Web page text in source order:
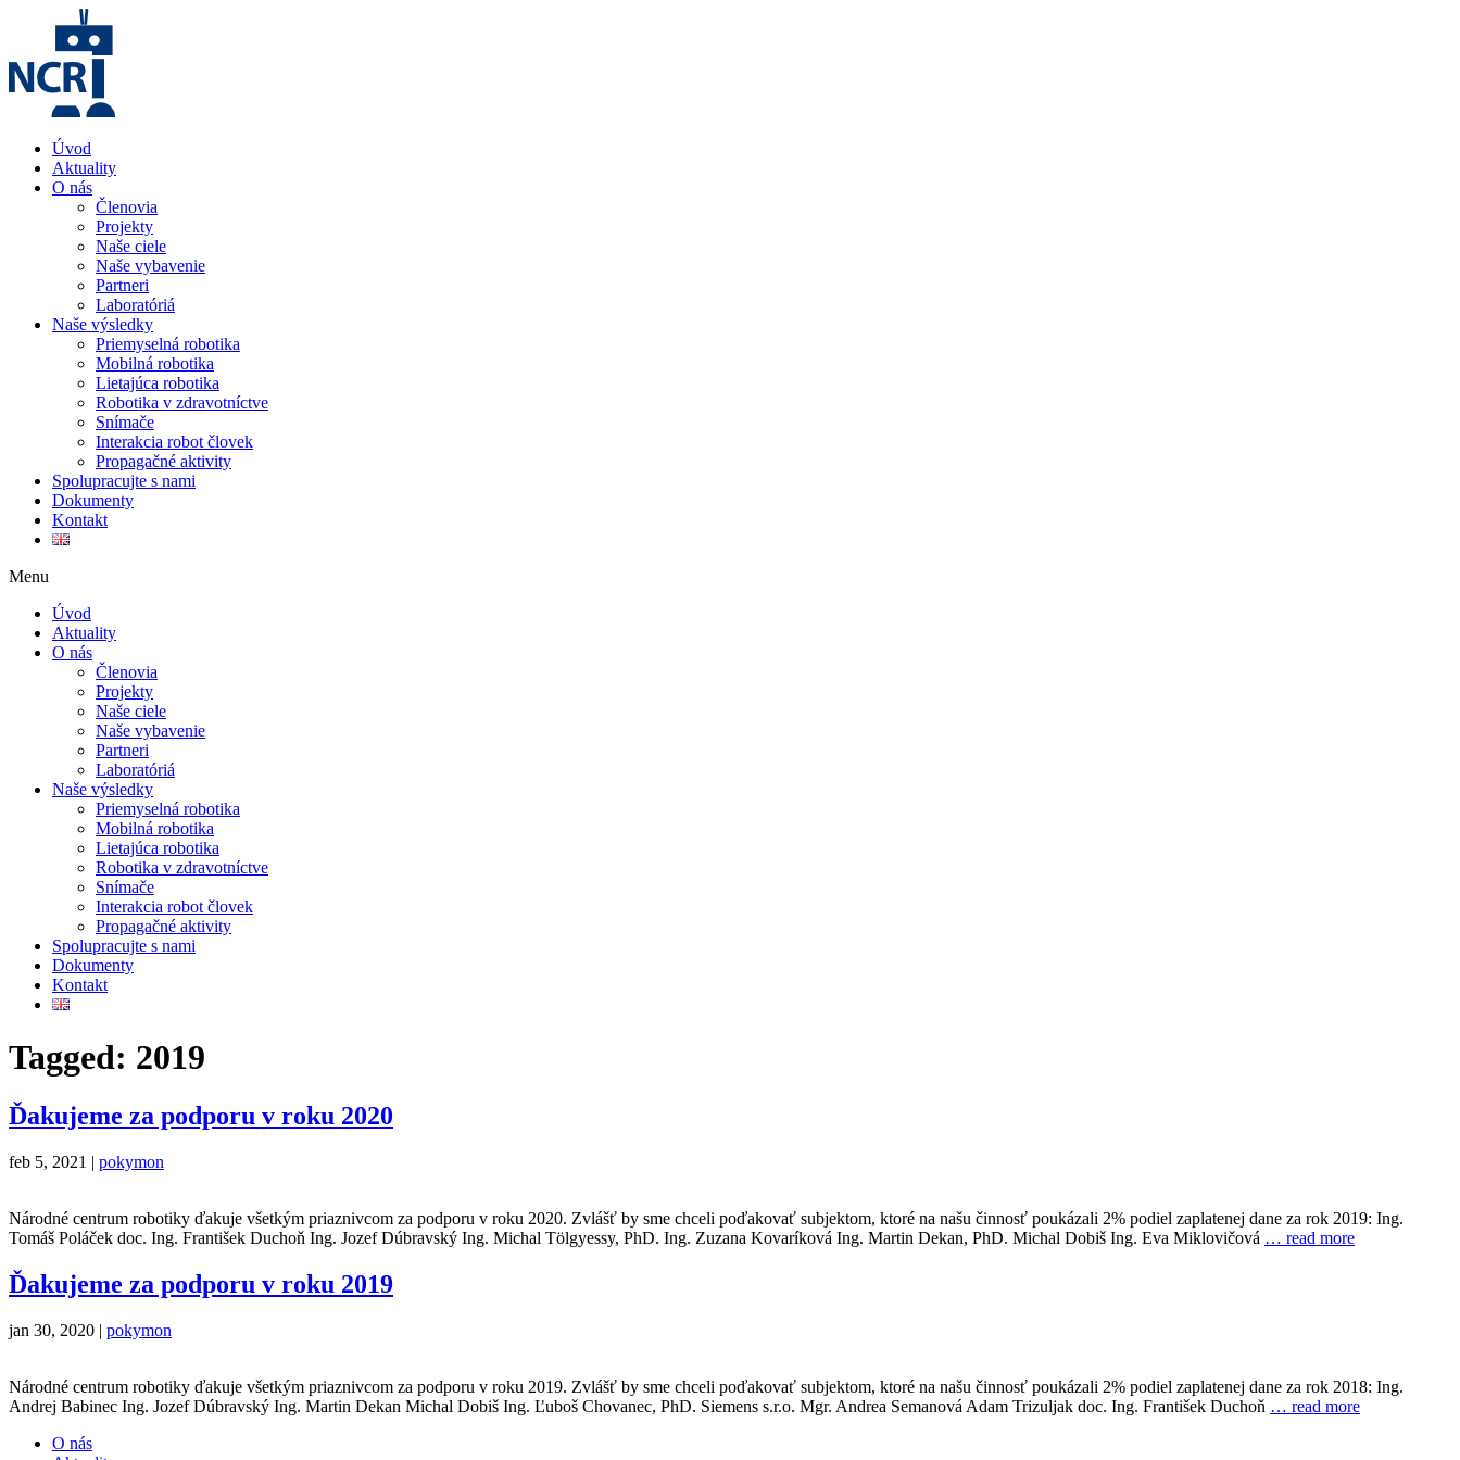
Úvod
Aktuality
O nás
Členovia
Projekty
Naše ciele
Naše vybavenie
Partneri
Laboratóriá
Naše výsledky
Priemyselná robotika
Mobilná robotika
Lietajúca robotika
Robotika v zdravotníctve
Snímače
Interakcia robot človek
Propagačné aktivity
Spolupracujte s nami
Dokumenty
Kontakt
Menu
Úvod
Aktuality
O nás
Členovia
Projekty
Naše ciele
Naše vybavenie
Partneri
Laboratóriá
Naše výsledky
Priemyselná robotika
Mobilná robotika
Lietajúca robotika
Robotika v zdravotníctve
Snímače
Interakcia robot človek
Propagačné aktivity
Spolupracujte s nami
Dokumenty
Kontakt
Tagged: 2019
Ďakujeme za podporu v roku 2020
feb 5, 2021 | pokymon
Národné centrum robotiky ďakuje všetkým priaznivcom za podporu v roku 2020. Zvlášť by sme chceli poďakovať subjektom, ktoré na našu činnosť poukázali 2% podiel zaplatenej dane za rok 2019: Ing.
Tomáš Poláček doc. Ing. František Duchoň Ing. Jozef Dúbravský Ing. Michal Tölgyessy, PhD. Ing. Zuzana Kovaríková Ing. Martin Dekan, PhD. Michal Dobiš Ing. Eva Miklovičová … read more
Ďakujeme za podporu v roku 2019
jan 30, 2020 | pokymon
Národné centrum robotiky ďakuje všetkým priaznivcom za podporu v roku 2019. Zvlášť by sme chceli poďakovať subjektom, ktoré na našu činnosť poukázali 2% podiel zaplatenej dane za rok 2018: Ing.
Andrej Babinec Ing. Jozef Dúbravský Ing. Martin Dekan Michal Dobiš Ing. Ľuboš Chovanec, PhD. Siemens s.r.o. Mgr. Andrea Semanová Adam Trizuljak doc. Ing. František Duchoň … read more
O nás